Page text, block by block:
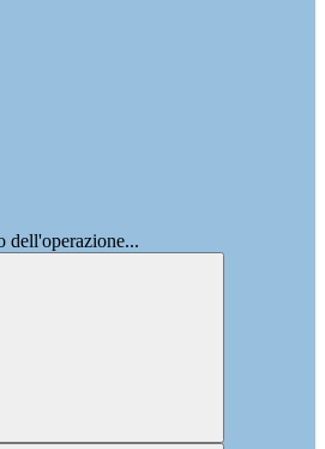
dell'operazione...